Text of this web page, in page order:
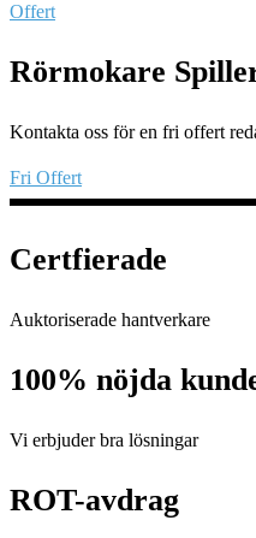
Offert
Rörmokare
Kontakta oss för en fri offert
Fri Offert
Certfierade
Auktoriserade hantverkare
100% nöjda
Vi erbjuder bra lösningar
ROT-avdrag